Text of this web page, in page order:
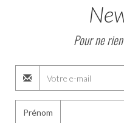
Pour ne
Prénom